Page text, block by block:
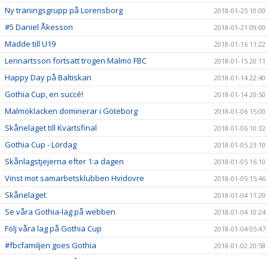
Ny träningsgrupp på Lorensborg 2018-01-25 10:00
#5 Daniel Åkesson 2018-01-21 09:00
Madde till U19 2018-01-16 11:22
Lennartsson fortsatt trogen Malmö FBC 2018-01-15 20:11
Happy Day på Baltiskan 2018-01-14 22:40
Gothia Cup, en succé! 2018-01-14 20:50
Malmöklacken dominerar i Göteborg 2018-01-06 15:00
Skånelaget till Kvartsfinal 2018-01-06 10:32
Gothia Cup - Lördag 2018-01-05 23:10
Skånlagstjejerna efter 1:a dagen 2018-01-05 16:10
Vinst mot samarbetsklubben Hvidovre 2018-01-05 15:46
Skånelaget 2018-01-04 11:20
Se våra Gothia-lag på webben 2018-01-04 10:24
Följ våra lag på Gothia Cup 2018-01-04 05:47
#fbcfamiljen goes Gothia 2018-01-02 20:58